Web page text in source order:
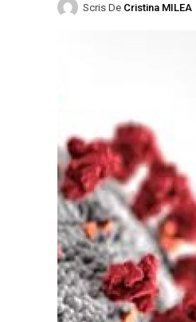
Scris De Cristina MILEA